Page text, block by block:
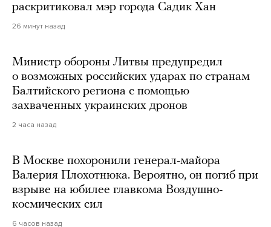
раскритиковал мэр города Садик Хан
26 минут назад
Министр обороны Литвы предупредил
о возможных российских ударах по странам
Балтийского региона с помощью
захваченных украинских дронов
2 часа назад
В Москве похоронили генерал-майора
Валерия Плохотнюка. Вероятно, он погиб при
взрыве на юбилее главкома Воздушно-
космических сил
6 часов назад